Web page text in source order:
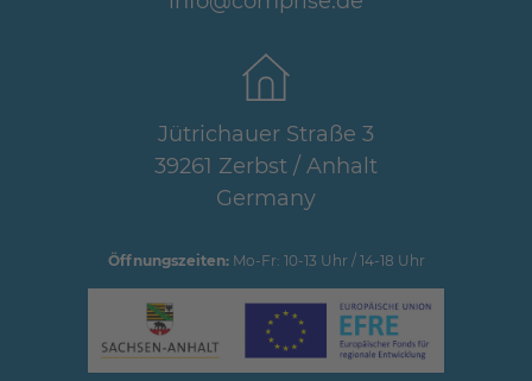
Jütrichauer Straße 3
39261 Zerbst / Anhalt
Germany
Öffnungszeiten:Mo-Fr: 10-13 Uhr / 14-18 Uhr